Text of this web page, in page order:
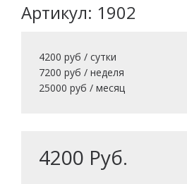
Артикул: 1902
4200 руб / сутки
7200 руб / неделя
25000 руб / месяц
4200 Руб.